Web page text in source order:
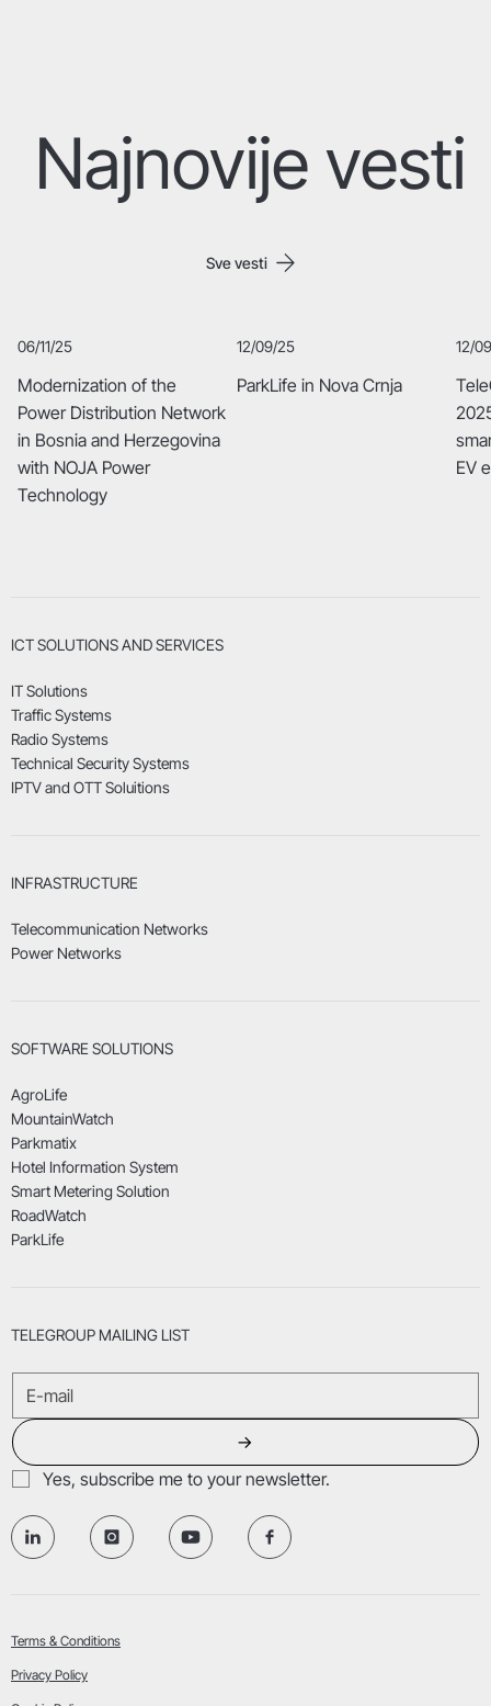
Najnovije vesti
Modernization of the
Power Distribution Network
in Bosnia and Herzegovina
with NOJA Power
Technology
06/11/25
ParkLife in Nova Crnja
12/09/25
EV
12/
Sve vesti
ICT SOLUTIONS AND SERVICES
IT Solutions
Traffic Systems
Radio Systems
Technical Security Systems
IPTV and OTT Soluitions
INFRASTRUCTURE
Telecommunication Networks
Power Networks
SOFTWARE SOLUTIONS
AgroLife
MountainWatch
Parkmatix
Hotel Information System
Smart Metering Solution
RoadWatch
ParkLife
TELEGROUP MAILING LIST
→
Yes, subscribe me to your newsletter.
Terms & Conditions
Privacy Policy